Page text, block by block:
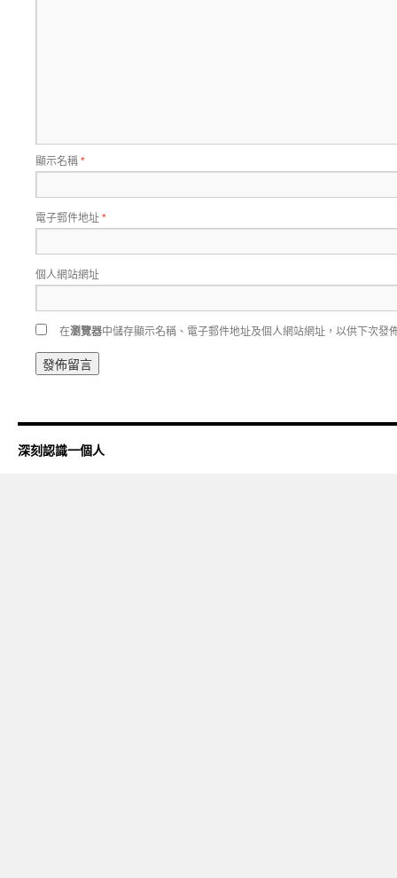
顯示名稱*
電子郵件地址*
個人網站網址
在瀏覽器中儲存顯示名稱、電子郵件地址及個人網站網址，以供下次發
深刻認識一個人